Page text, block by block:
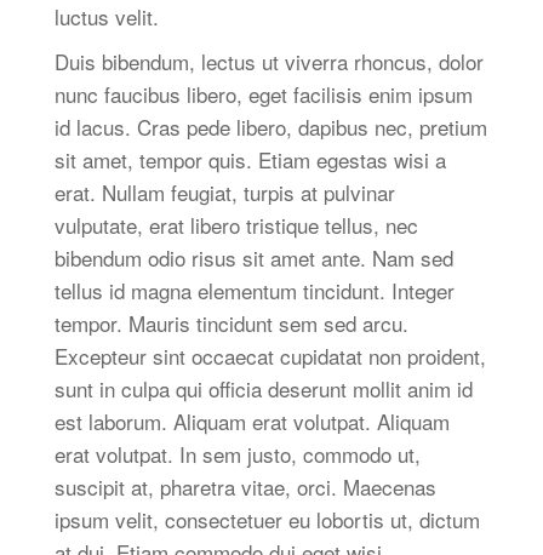
luctus velit.
Duis bibendum, lectus ut viverra rhoncus, dolor
nunc faucibus libero, eget facilisis enim ipsum
id lacus. Cras pede libero, dapibus nec, pretium
sit amet, tempor quis. Etiam egestas wisi a
erat. Nullam feugiat, turpis at pulvinar
vulputate, erat libero tristique tellus, nec
bibendum odio risus sit amet ante. Nam sed
tellus id magna elementum tincidunt. Integer
tempor. Mauris tincidunt sem sed arcu.
Excepteur sint occaecat cupidatat non proident,
sunt in culpa qui officia deserunt mollit anim id
est laborum. Aliquam erat volutpat. Aliquam
erat volutpat. In sem justo, commodo ut,
suscipit at, pharetra vitae, orci. Maecenas
ipsum velit, consectetuer eu lobortis ut, dictum